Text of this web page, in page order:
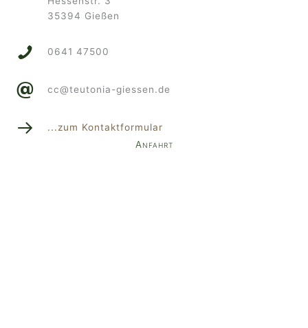
35394 Gießen
0641 47500
cc@teutonia-giessen.de
...zum Kontaktformular
Anfahrt